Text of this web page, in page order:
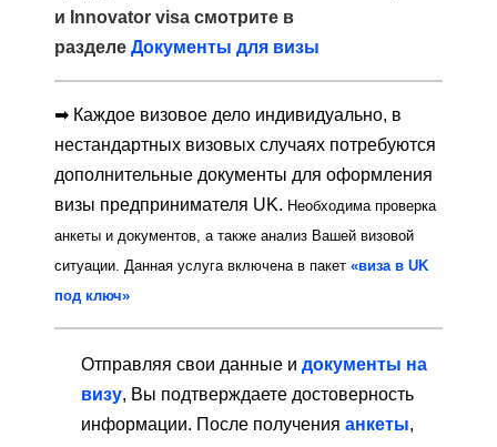
и Innovator visa смотрите в
разделе Документы для визы
➡ Каждое визовое дело индивидуально, в
нестандартных визовых случаях потребуются
дополнительные документы для оформления
визы предпринимателя UK. Необходима проверка
анкеты и документов, а также анализ Вашей визовой
ситуации. Данная услуга включена в пакет «виза в UK
под ключ»
Отправляя свои данные и документы на
визу, Вы подтверждаете достоверность
информации. После получения анкеты,